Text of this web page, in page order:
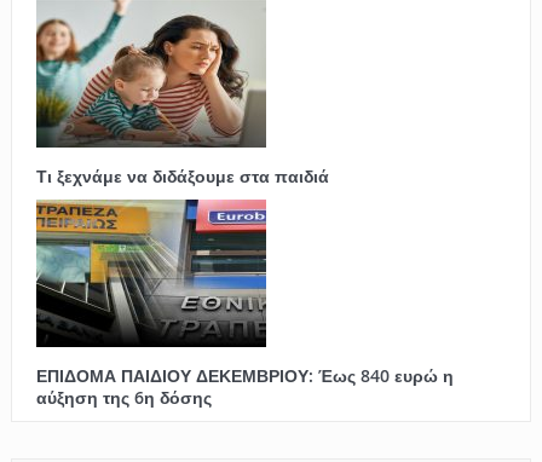
Τι ξεχνάμε να διδάξουμε στα παιδιά
ΕΠΙΔΟΜΑ ΠΑΙΔΙΟΥ ΔΕΚΕΜΒΡΙΟΥ: Έως 840 ευρώ η
αύξηση της 6η δόσης